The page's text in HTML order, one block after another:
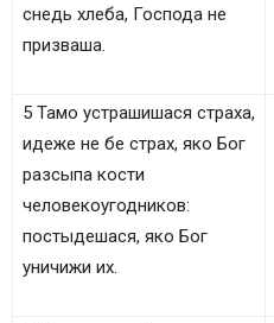
снедь хлеба, Господа не
призваша.
5 Тамо устрашишася страха,
идеже не бе страх, яко Бог
разсыпа кости
человекоугодников:
постыдешася, яко Бог
уничижи их.